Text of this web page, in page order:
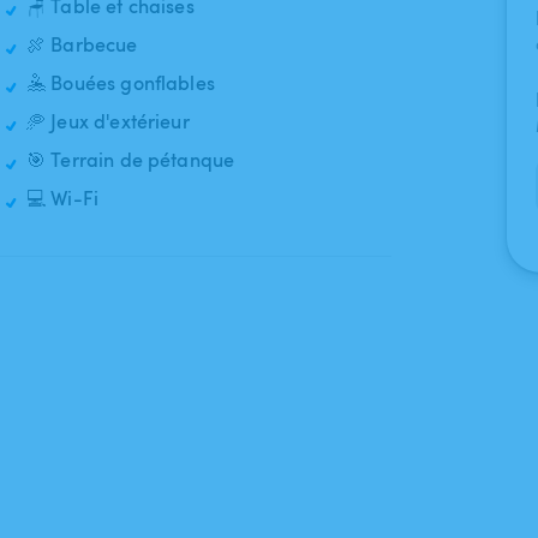
🪑 Table et chaises
🍖 Barbecue
🤽 Bouées gonflables
🥏 Jeux d'extérieur
🎯 Terrain de pétanque
💻 Wi-Fi